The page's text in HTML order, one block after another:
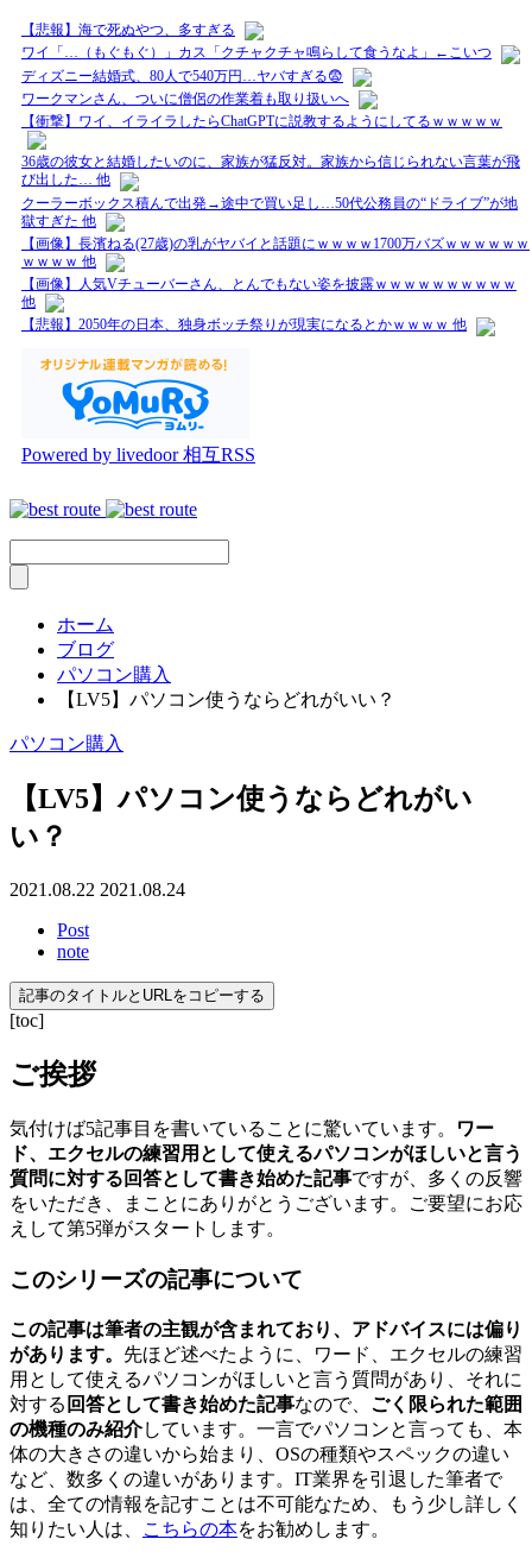
【悲報】海で死ぬやつ、多すぎる
ワイ「…（もぐもぐ）」カス「クチャクチャ鳴らして食うなよ」←こいつ
ディズニー結婚式、80人で540万円…ヤバすぎる😨
ワークマンさん、ついに僧侶の作業着も取り扱いへ
【衝撃】ワイ、イライラしたらChatGPTに説教するようにしてるｗｗｗｗｗ
36歳の彼女と結婚したいのに、家族が猛反対。家族から信じられない言葉が飛
び出した… 他
クーラーボックス積んで出発→途中で買い足し…50代公務員の“ドライブ”が地
獄すぎた 他
【画像】長濱ねる(27歳)の乳がヤバイと話題にｗｗｗｗ1700万バズｗｗｗｗｗｗ
ｗｗｗｗ 他
【画像】人気Vチューバーさん、とんでもない姿を披露ｗｗｗｗｗｗｗｗｗｗ
他
【悲報】2050年の日本、独身ボッチ祭りが現実になるとかｗｗｗｗ 他
Powered by livedoor 相互RSS
ホーム
ブログ
パソコン購入
【LV5】パソコン使うならどれがいい？
パソコン購入
【LV5】パソコン使うならどれがい
い？
2021.08.22 2021.08.24
Post
note
記事のタイトルとURLをコピーする
[toc]
ご挨拶
気付けば5記事目を書いていることに驚いています。
ワー
ド、エクセルの練習用として使えるパソコンがほしいと言う
質問に対する回答として書き始めた記事ですが、多くの反響
をいただき、まことにありがとうございます。ご要望にお応
えして第5弾がスタートします。
このシリーズの記事について
この記事は筆者の主観が含まれており、アドバイスには偏り
があります。 先ほど述べたように、ワード、エクセルの練習
用として使えるパソコンがほしいと言う質問があり、それに
対する 回答として書き始めた記事なので、 ごく限られた範囲
の機種のみ紹介しています。一言でパソコンと言っても、本
体の大きさの違いから始まり、OSの種類やスペックの違い
など、数多くの違いがあります。IT業界を引退した筆者で
は、全ての情報を記すことは不可能なため、もう少し詳しく
知りたい人は、
こちらの本をお勧めします。